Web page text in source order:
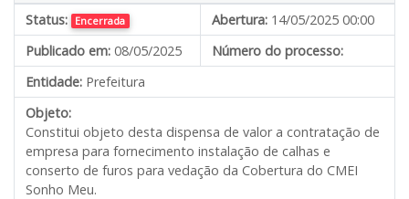
Status: Encerrada Abertura: 14/05/2025 00:00
Publicado em: 08/05/2025
Número do processo:
Entidade: Prefeitura
Objeto:
Constitui objeto desta dispensa de valor a contratação de
empresa para fornecimento instalação de calhas e
conserto de furos para vedação da Cobertura do CMEI
Sonho Meu.